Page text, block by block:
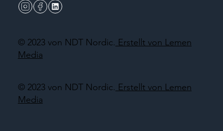
© 2023 von NDT Nordic. Erstellt von Lemen
Media
© 2023 von NDT Nordic. Erstellt von Lemen
Media